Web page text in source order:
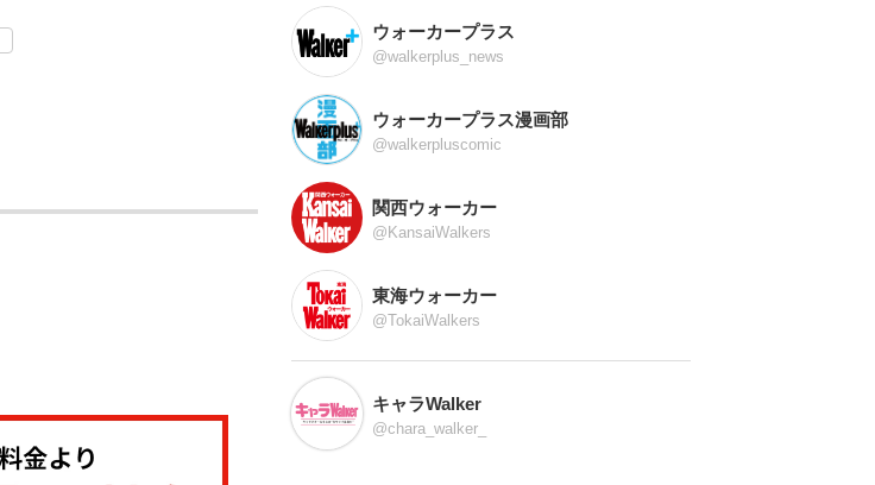
ウォーカープラス
@walkerplus_news
ウォーカープラス漫画部
@walkerpluscomic
関西ウォーカー
@KansaiWalkers
東海ウォーカー
@TokaiWalkers
キャラWalker
@chara_walker_